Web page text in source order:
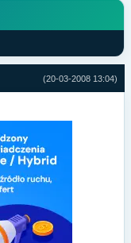
(20-03-2008 13:04)